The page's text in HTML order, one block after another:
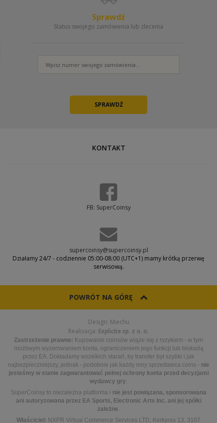
Sprawdź
Status swojego zamówienia lub zlecenia
KONTAKT
FB: SuperCoinsy
supercoinsy@supercoinsy.pl
Działamy 24/7 - codziennie 05:00-08:00 (UTC+1) mamy krótką przerwę
serwisową.
POWRÓT NA GÓRĘ
Design: Miechu
Realizacja: Explicite sp. z o. o.
Zastrzeżenie prawne: Kupowanie coinsów wiąże się z ryzykiem - w tym
możliwym wyzerowaniem konta, ograniczeniem jego funkcji lub blokadą
przez EA. Dokładamy wszelkich starań, by transfer był szybki i jak
najbezpieczniejszy, jednak - podobnie jak każdy inny sprzedawca coins - nie
jesteśmy w stanie zagwarantować pełnej ochrony konta przed decyzjami
wydawcy gry.
SuperCoinsy to niezależna platforma i nie jest powiązana, sponsorowana
ani autoryzowana przez EA Sports, Electronic Arts Inc. ani jej spółki
zależne.
Właściciel: NXPR Virtual Commerce Services LTD, Kerkyras 13, 3107